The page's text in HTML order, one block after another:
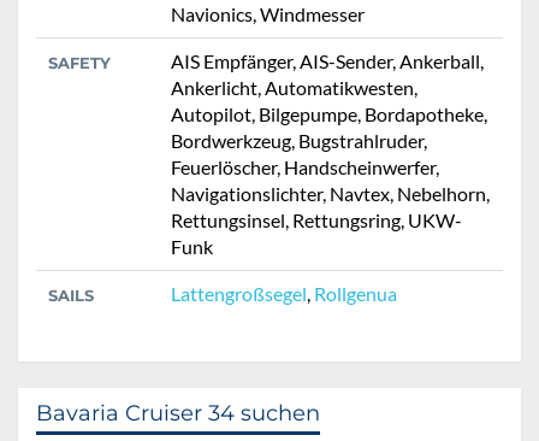
Navionics, Windmesser
SAFETY
AIS Empfänger, AIS-Sender, Ankerball,
Ankerlicht, Automatikwesten,
Autopilot, Bilgepumpe, Bordapotheke,
Bordwerkzeug, Bugstrahlruder,
Feuerlöscher, Handscheinwerfer,
Navigationslichter, Navtex, Nebelhorn,
Rettungsinsel, Rettungsring, UKW-
Funk
SAILS Lattengroßsegel, Rollgenua
Bavaria Cruiser 34 suchen